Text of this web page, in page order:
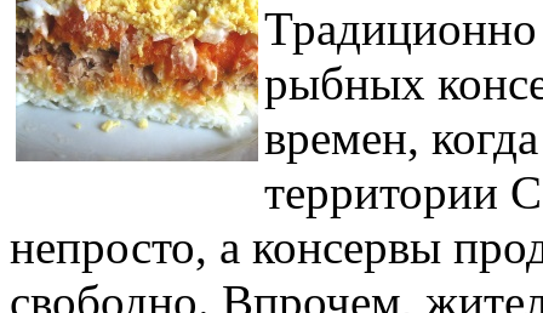
Традиционно
рыбных
времен,
территории
непросто, а консервы
свободно. Впрочем,